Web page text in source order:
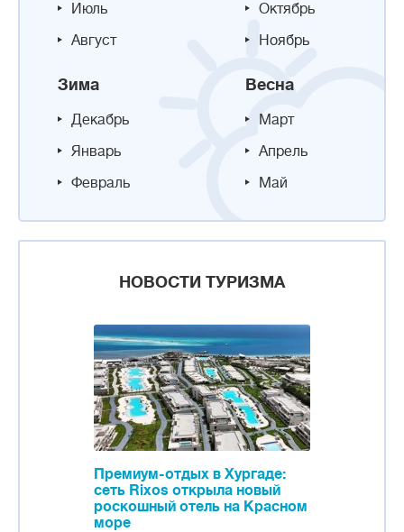
Июль
Август
Октябрь
Ноябрь
Зима
Декабрь
Январь
Февраль
Весна
Март
Апрель
Май
НОВОСТИ ТУРИЗМА
Премиум-отдых в Хургаде:
сеть Rixos открыла новый
роскошный отель на Красном
море